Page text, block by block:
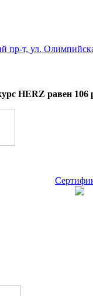
пр-т, ул.
HERZ равен 106